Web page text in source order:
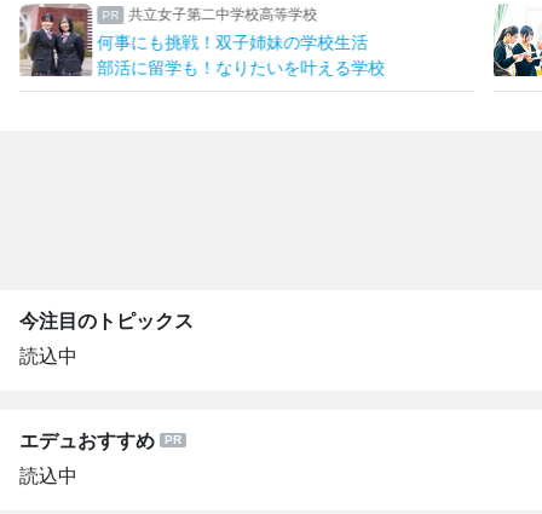
共立女子第二中学校高等学校
何事にも挑戦！双子姉妹の学校生活
部活に留学も！なりたいを叶える学校
今注目のトピックス
読込中
エデュおすすめ
読込中